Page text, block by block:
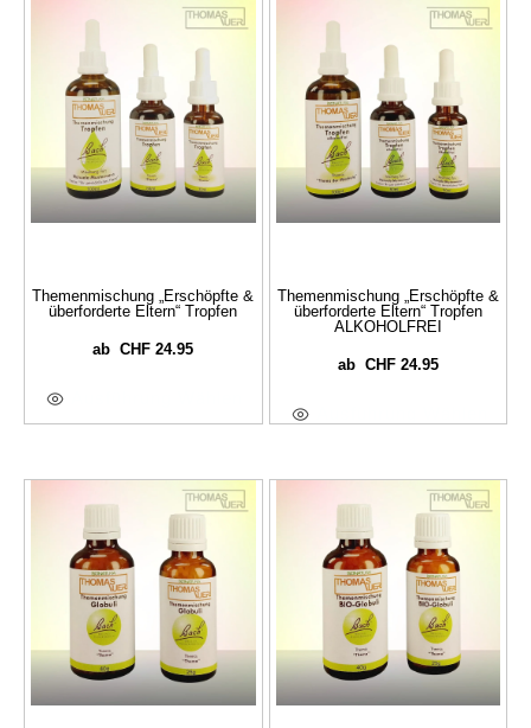
Themenmischung „Erschöpfte &
überforderte Eltern“ Tropfen
abCHF 24.95
Themenmischung „Erschöpfte &
überforderte Eltern“ Tropfen
ALKOHOLFREI
ab CHF24.95